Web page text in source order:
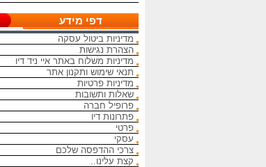
מתחייבים להיות הכי זולים
בארץ בראשי הדיו והטונרים
התואמים, יש אפשרות
מהיום להיום
המחירים באתר אינם
הנחה על קניה כמותית פרטים
במרכז ההזמנות
מאמינים אך ורק ביחס אישי
הוגן ובהקשבה
ללקוחות.בזכותכם הצלחתנו
דפי מידע
מדיניות ביטול עסקה
הצהרת נגישות
מדיניות משלוח באתר איי ניד דיו
תנאי שימוש ותקנון אתר
מדיניות פרטיות
שאלות ותשובות
פרופיל חברה
פתרונות דיו
פרטי
עסקי
צרכי ההדפסה שלכם
קצת עלינו..